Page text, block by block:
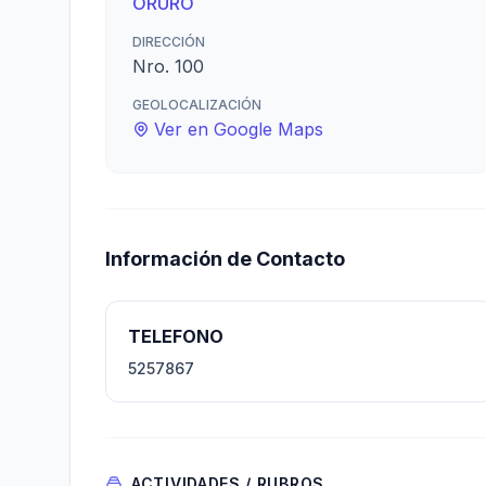
DIRECCIÓN
Nro. 100
GEOLOCALIZACIÓN
Ver en Google Maps
Información de Contacto
TELEFONO
5257867